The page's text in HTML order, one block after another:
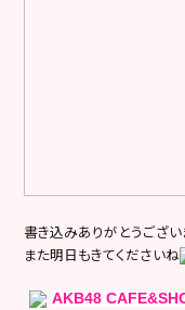
書き込みありがとうござ
また明日もきてくださいね
AKB48